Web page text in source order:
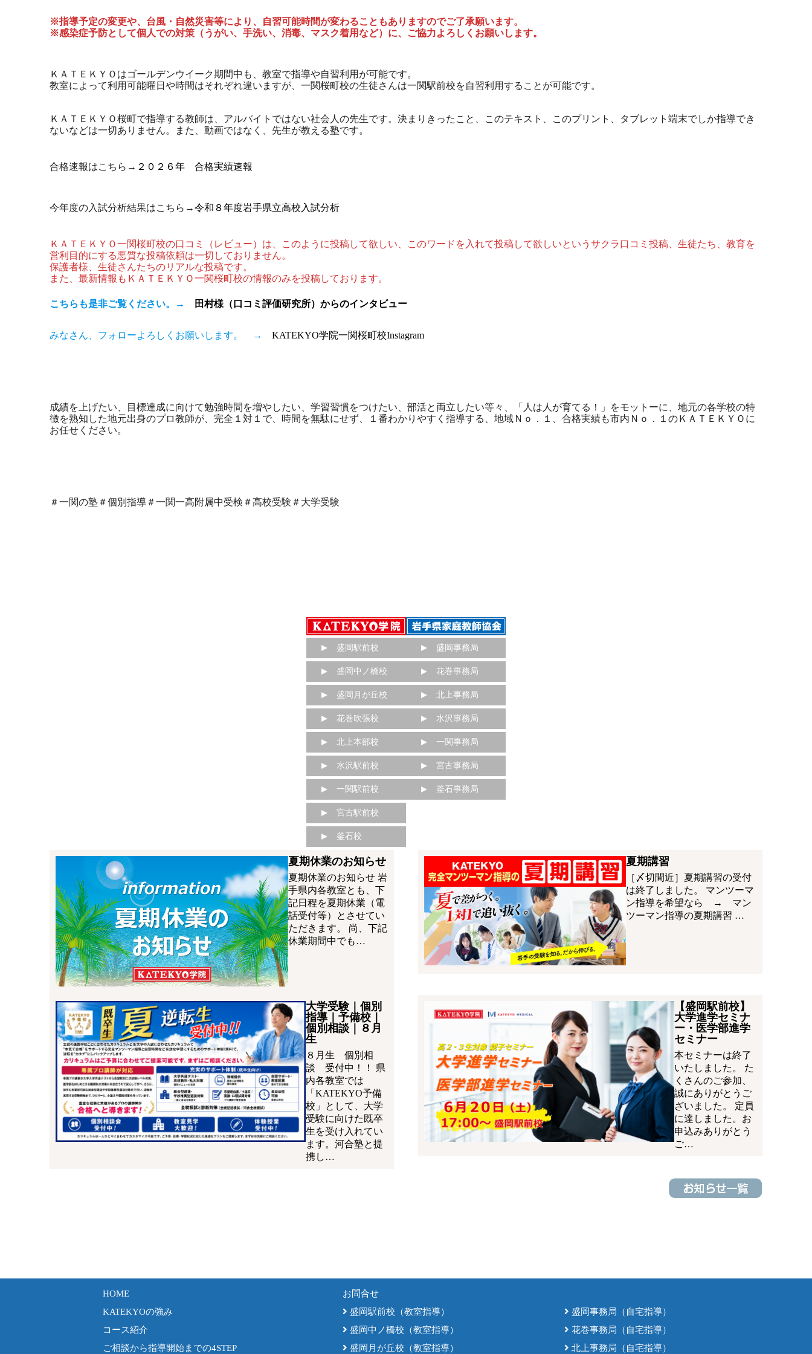
※指導予定の変更や、台風・自然災害等により、自習可能時間が変わることもありますのでご了承願います。
※感染症予防として個人での対策（うがい、手洗い、消毒、マスク着用など）に、ご協力よろしくお願いします。
ＫＡＴＥＫＹＯはゴールデンウイーク期間中も、教室で指導や自習利用が可能です。
教室によって利用可能曜日や時間はそれぞれ違いますが、一関桜町校の生徒さんは一関駅前校を自習利用することが可能です。
ＫＡＴＥＫＹＯ桜町で指導する教師は、アルバイトではない社会人の先生です。決まりきったこと、このテキスト、このプリント、タブレット端末でしか指導でき
ないなどは一切ありません。また、動画ではなく、先生が教える塾です。
合格速報はこちら→ ２０２６年 合格実績速報
今年度の入試分析結果はこちら→令和８年度岩手県立高校入試分析
ＫＡＴＥＫＹＯ一関桜町校の口コミ（レビュー）は、このように投稿して欲しい、このワードを入れて投稿して欲しいというサクラ口コミ投稿、生徒たち、教育を
営利目的にする悪質な投稿依頼は一切しておりません。
保護者様、生徒さんたちのリアルな投稿です。
また、最新情報もＫＡＴＥＫＹＯ一関桜町校の情報のみを投稿しております。
こちらも是非ご覧ください。→ 田村様（口コミ評価研究所）からのインタビュー
みなさん、フォローよろしくお願いします。 → KATEKYO学院一関桜町校Instagram
成績を上げたい、目標達成に向けて勉強時間を増やしたい、学習習慣をつけたい、部活と両立したい等々、「人は人が育てる！」をモットーに、地元の各学校の特
徴を熟知した地元出身のプロ教師が、完全１対１で、時間を無駄にせず、１番わかりやすく指導する、地域Ｎｏ．１、合格実績も市内Ｎｏ．１のＫＡＴＥＫＹＯに
お任せください。
＃一関の塾＃個別指導＃一関一高附属中受検＃高校受験＃大学受験
盛岡駅前校
盛岡中ノ橋校
盛岡月が丘校
花巻吹張校
北上本部校
水沢駅前校
一関駅前校
宮古駅前校
釜石校
盛岡事務局
花巻事務局
北上事務局
水沢事務局
一関事務局
宮古事務局
釜石事務局
夏期休業のお知らせ
夏期休業のお知らせ 岩
手県内各教室とも、下
記日程を夏期休業（電
話受付等）とさせてい
ただきます。 尚、下記
休業期間中でも…
夏期講習
［〆切間近］夏期講習の受付
は終了しました。 マンツーマ
ン指導を希望なら → マン
ツーマン指導の夏期講習 …
大学受験｜個別
指導｜予備校｜
個別相談｜８月
生
８月生 個別相
談 受付中！！ 県
内各教室では
「KATEKYO予備
校」として、大学
受験に向けた既卒
生を受け入れてい
ます。河合塾と提
携し…
【盛岡駅前校】
大学進学セミナ
ー・医学部進学
セミナー
本セミナーは終了
いたしました。 た
くさんのご参加、
誠にありがとうご
ざいました。 定員
に達しました。お
申込みありがとう
ご…
HOME
KATEKYOの強み
コース紹介
ご相談から指導開始までの4STEP
お問合せ
盛岡駅前校（教室指導）
盛岡中ノ橋校（教室指導）
盛岡月が丘校（教室指導）
盛岡事務局（自宅指導）
花巻事務局（自宅指導）
北上事務局（自宅指導）